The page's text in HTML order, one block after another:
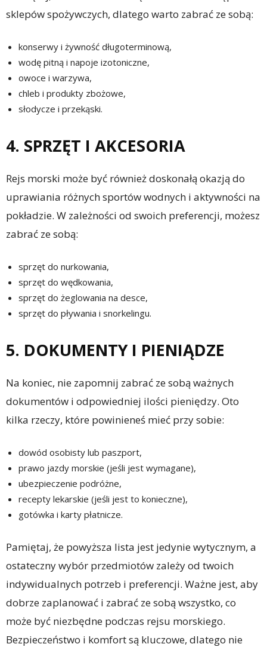
sklepów spożywczych, dlatego warto zabrać ze sobą:
konserwy i żywność długoterminową,
wodę pitną i napoje izotoniczne,
owoce i warzywa,
chleb i produkty zbożowe,
słodycze i przekąski.
4. SPRZĘT I AKCESORIA
Rejs morski może być również doskonałą okazją do
uprawiania różnych sportów wodnych i aktywności na
pokładzie. W zależności od swoich preferencji, możesz
zabrać ze sobą:
sprzęt do nurkowania,
sprzęt do wędkowania,
sprzęt do żeglowania na desce,
sprzęt do pływania i snorkelingu.
5. DOKUMENTY I PIENIĄDZE
Na koniec, nie zapomnij zabrać ze sobą ważnych
dokumentów i odpowiedniej ilości pieniędzy. Oto
kilka rzeczy, które powinieneś mieć przy sobie:
dowód osobisty lub paszport,
prawo jazdy morskie (jeśli jest wymagane),
ubezpieczenie podróżne,
recepty lekarskie (jeśli jest to konieczne),
gotówka i karty płatnicze.
Pamiętaj, że powyższa lista jest jedynie wytycznym, a
ostateczny wybór przedmiotów zależy od twoich
indywidualnych potrzeb i preferencji. Ważne jest, aby
dobrze zaplanować i zabrać ze sobą wszystko, co
może być niezbędne podczas rejsu morskiego.
Bezpieczeństwo i komfort są kluczowe, dlatego nie